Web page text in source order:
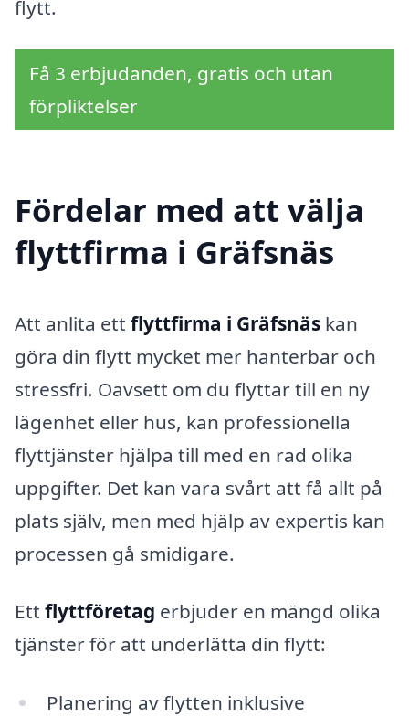
flytt.
Få 3 erbjudanden, gratis och utan
förpliktelser
Fördelar med att välja
flyttfirma i Gräfsnäs
Att anlita ett flyttfirma i Gräfsnäs kan
göra din flytt mycket mer hanterbar och
stressfri. Oavsett om du flyttar till en ny
lägenhet eller hus, kan professionella
flyttjänster hjälpa till med en rad olika
uppgifter. Det kan vara svårt att få allt på
plats själv, men med hjälp av expertis kan
processen gå smidigare.
Ett flyttföretag erbjuder en mängd olika
tjänster för att underlätta din flytt:
Planering av flytten inklusive